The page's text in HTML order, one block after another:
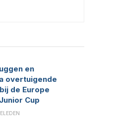
en
overtuigende
de Europe
Cup